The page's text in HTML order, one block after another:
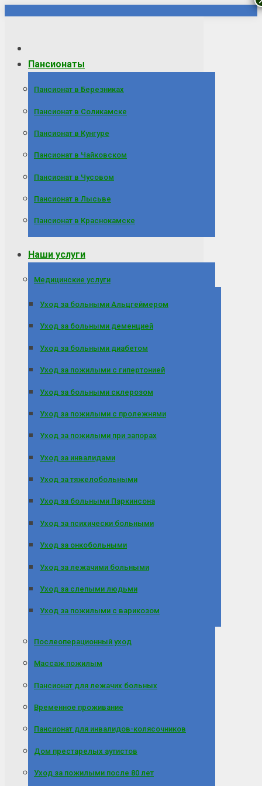
Пансионаты
Пансионат в Березниках
Пансионат в Соликамске
Пансионат в Кунгуре
Пансионат в Чайковском
Пансионат в Чусовом
Пансионат в Лысьве
Пансионат в Краснокамске
Наши услуги
Медицинские услуги
Уход за больными Альцгеймером
Уход за больными деменцией
Уход за больными диабетом
Уход за пожилыми с гипертонией
Уход за больными склерозом
Уход за пожилыми с пролежнями
Уход за пожилыми при запорах
Уход за инвалидами
Уход за тяжелобольными
Уход за больными Паркинсона
Уход за психически больными
Уход за онкобольными
Уход за лежачими больными
Уход за слепыми людьми
Уход за пожилыми с варикозом
Послеоперационный уход
Массаж пожилым
Пансионат для лежачих больных
Временное проживание
Пансионат для инвалидов-колясочников
Дом престарелых аутистов
Уход за пожилыми после 80 лет